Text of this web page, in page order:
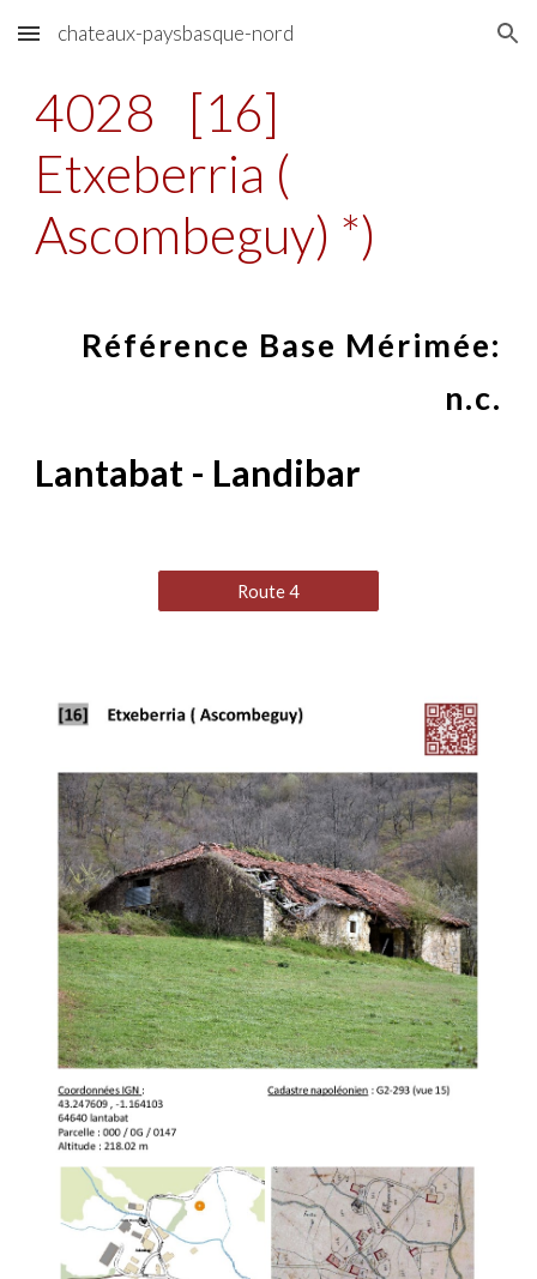
Skip to main content Skip to navigation
chateaux-paysbasque-nord
4028
[16]
Etxeberria (
Ascombeguy) *)
Référence Base Mérimée:
n.c.
Lantabat - Landibar
Route 4